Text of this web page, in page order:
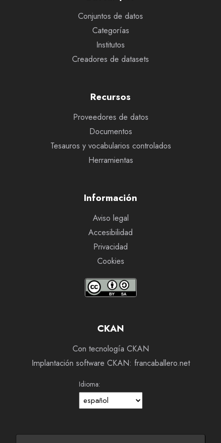
Conjuntos de datos
Categorías
Institutos
Creadores de datasets
Recursos
Proveedores de datos
Documentos
Tesauros y vocabularios controlados
Herramientas
Información
Aviso legal
Accesibilidad
Privacidad
Cookies
CKAN
Con tecnología CKAN
Implantación software CKAN: francaballero.net
Idioma